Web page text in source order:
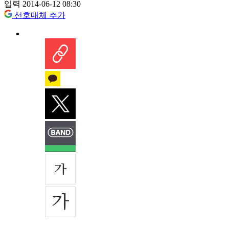
입력 2014-06-12 08:30
선호매체 추가